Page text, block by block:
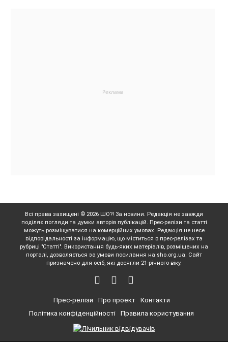
Всі права захищені © 2026 ШО?! За новини. Редакція не завжди
поділяє погляди та думки авторів публікацій. Прес-релізи та статті
можуть розміщуватися на комерційних умовах. Редакція не несе
відповідальності за інформацію, що міститься в прес-релізах та
рубриці "Статті". Використання будь-яких матеріалів, розміщених на
порталі, дозволяється за умови посилання на sho.org.ua. Сайт
призначено для осіб, які досягли 21-річного віку.
Прес-релізи Про проект
Контакти
Політика конфіденційності
Правила користування